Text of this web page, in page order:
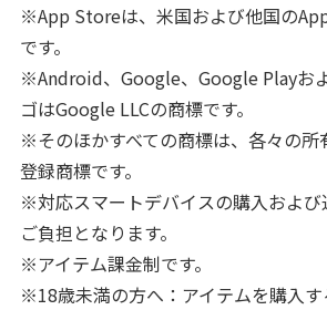
※App Storeは、米国および他国の
です。
※Android、Google、Google Playお
ゴはGoogle LLCの商標です。
※そのほかすべての商標は、各々の所
登録商標です。
※対応スマートデバイスの購入および
ご負担となります。
※アイテム課金制です。
※18歳未満の方へ：アイテムを購入